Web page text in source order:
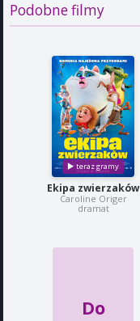
Podobne filmy
Ekipa zwierzaków
Caroline Origer
dramat
Do